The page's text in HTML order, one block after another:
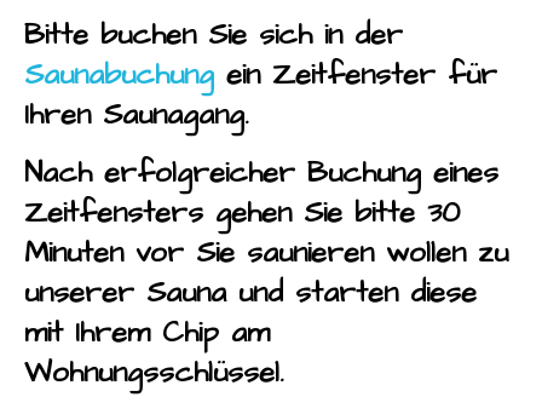
Bitte buchen Sie sich in der
Saunabuchung ein Zeitfenster für
Ihren Saunagang.
Nach erfolgreicher Buchung eines
Zeitfensters gehen Sie bitte 30
Minuten vor Sie saunieren wollen zu
unserer Sauna und starten diese
mit Ihrem Chip am
Wohnungsschlüssel.